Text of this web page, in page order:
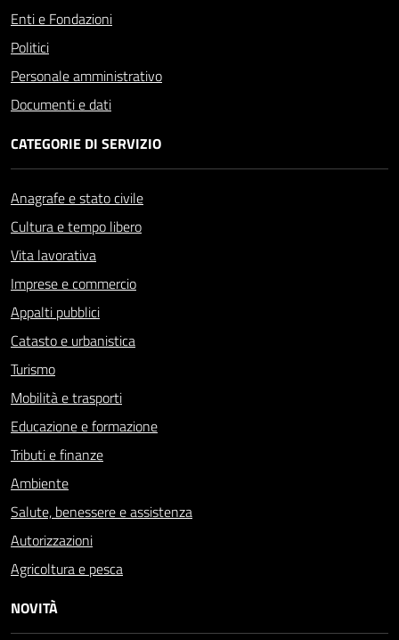
Enti e Fondazioni
Politici
Personale amministrativo
Documenti e dati
CATEGORIE DI SERVIZIO
Anagrafe e stato civile
Cultura e tempo libero
Vita lavorativa
Imprese e commercio
Appalti pubblici
Catasto e urbanistica
Turismo
Mobilità e trasporti
Educazione e formazione
Tributi e finanze
Ambiente
Salute, benessere e assistenza
Autorizzazioni
Agricoltura e pesca
NOVITÀ